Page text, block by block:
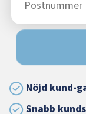
Nöjd kund-
Snabb